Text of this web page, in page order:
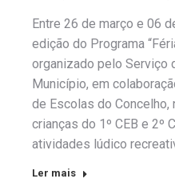
Entre 26 de março e 06
edição do Programa
organizado pelo Serviço
Município, em
de Escolas do Concelho,
crianças do 1º CEB e 2º
atividades lúdico
Ler mais